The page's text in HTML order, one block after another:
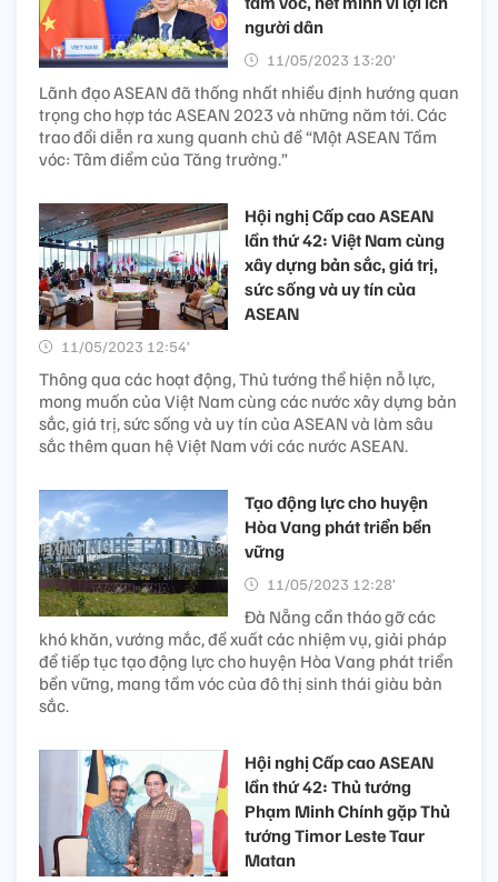
người dân
11/05/2023 13:20’
Lãnh đạo ASEAN đã thống nhất nhiều định hướng quan
trọng cho hợp tác ASEAN 2023 và những năm tới. Các
trao đổi diễn ra xung quanh chủ đề “Một ASEAN Tầm
vóc: Tâm điểm của Tăng trưởng.”
Hội nghị Cấp cao ASEAN
lần thứ 42: Việt Nam cùng
xây dựng bản sắc, giá trị,
sức sống và uy tín của
ASEAN
11/05/2023 12:54’
Thông qua các hoạt động, Thủ tướng thể hiện nỗ lực,
mong muốn của Việt Nam cùng các nước xây dựng bản
sắc, giá trị, sức sống và uy tín của ASEAN và làm sâu
sắc thêm quan hệ Việt Nam với các nước ASEAN.
Tạo động lực cho huyện
Hòa Vang phát triển bền
vững
11/05/2023 12:28’
Đà Nẵng cần tháo gỡ các
khó khăn, vướng mắc, đề xuất các nhiệm vụ, giải pháp
để tiếp tục tạo động lực cho huyện Hòa Vang phát triển
bền vững, mang tầm vóc của đô thị sinh thái giàu bản
sắc.
Hội nghị Cấp cao ASEAN
lần thứ 42: Thủ tướng
Phạm Minh Chính gặp Thủ
tướng Timor Leste Taur
Matan